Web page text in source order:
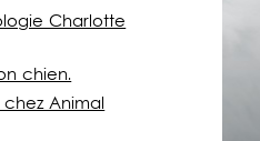
Charlotte
chien.
Animal